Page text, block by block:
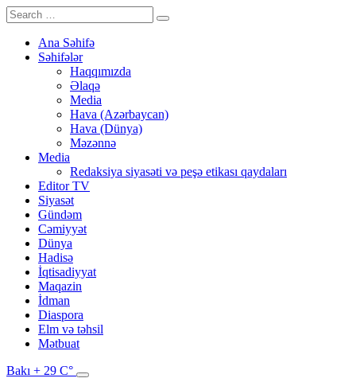
Ana Səhifə
Səhifələr
Haqqımızda
Əlaqə
Media
Hava (Azərbaycan)
Hava (Dünya)
Məzənnə
Media
Redaksiya siyasəti və peşə etikası qaydaları
Editor TV
Siyasət
Gündəm
Cəmiyyət
Dünya
Hadisə
İqtisadiyyat
Maqazin
İdman
Diaspora
Elm və təhsil
Mətbuat
Bakı + 29 C°